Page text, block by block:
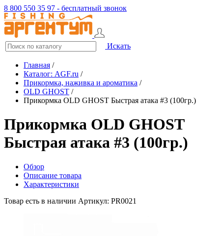
8 800 550 35 97 - бесплатный звонок
Искать
Главная /
Каталог: AGF.ru /
Прикормка, наживка и ароматика /
OLD GHOST /
Прикормка OLD GHOST Быстрая атака #3 (100гр.)
Прикормка OLD GHOST
Быстрая атака #3 (100гр.)
Обзор
Описание товара
Характеристики
Товар есть в наличии Артикул: PR0021